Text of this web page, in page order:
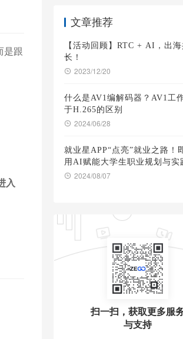
是跟
入
文章推荐
【活动回顾】RTC + AI，出
长！
2023/12/20
什么是AV1编解码器？AV1工
于H.265的区别
2024/06/28
就业星APP“点亮”就业之路！
用AI赋能大学生职业规划与实
2024/08/07
扫一扫，获取更多服
与支持